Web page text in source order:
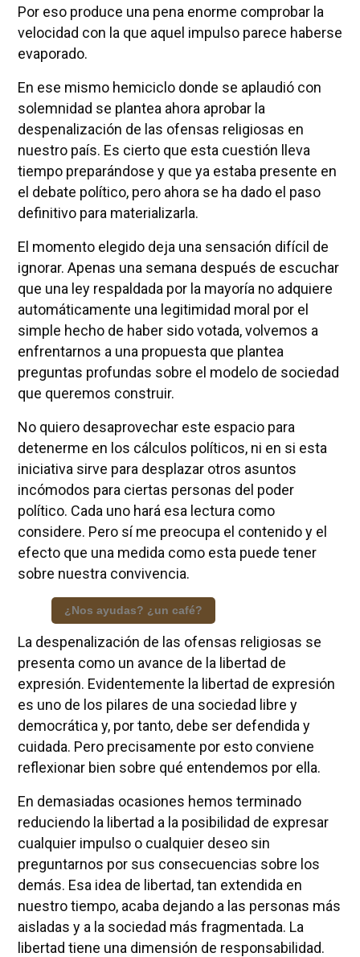
Por eso produce una pena enorme comprobar la
velocidad con la que aquel impulso parece haberse
evaporado.
En ese mismo hemiciclo donde se aplaudió con
solemnidad se plantea ahora aprobar la
despenalización de las ofensas religiosas en
nuestro país. Es cierto que esta cuestión lleva
tiempo preparándose y que ya estaba presente en
el debate político, pero ahora se ha dado el paso
definitivo para materializarla.
El momento elegido deja una sensación difícil de
ignorar. Apenas una semana después de escuchar
que una ley respaldada por la mayoría no adquiere
automáticamente una legitimidad moral por el
simple hecho de haber sido votada, volvemos a
enfrentarnos a una propuesta que plantea
preguntas profundas sobre el modelo de sociedad
que queremos construir.
No quiero desaprovechar este espacio para
detenerme en los cálculos políticos, ni en si esta
iniciativa sirve para desplazar otros asuntos
incómodos para ciertas personas del poder
político. Cada uno hará esa lectura como
considere. Pero sí me preocupa el contenido y el
efecto que una medida como esta puede tener
sobre nuestra convivencia.
¿Nos ayudas? ¿un café?
La despenalización de las ofensas religiosas se
presenta como un avance de la libertad de
expresión. Evidentemente la libertad de expresión
es uno de los pilares de una sociedad libre y
democrática y, por tanto, debe ser defendida y
cuidada. Pero precisamente por esto conviene
reflexionar bien sobre qué entendemos por ella.
En demasiadas ocasiones hemos terminado
reduciendo la libertad a la posibilidad de expresar
cualquier impulso o cualquier deseo sin
preguntarnos por sus consecuencias sobre los
demás. Esa idea de libertad, tan extendida en
nuestro tiempo, acaba dejando a las personas más
aisladas y a la sociedad más fragmentada. La
libertad tiene una dimensión de responsabilidad.